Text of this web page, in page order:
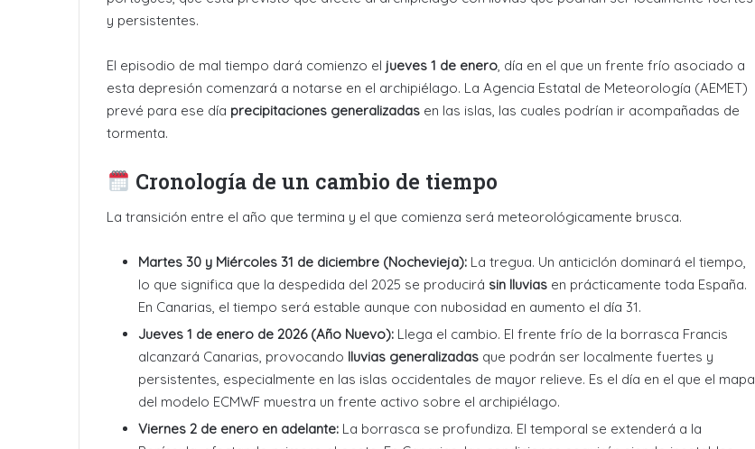
y persistentes.
El episodio de mal tiempo dará comienzo el jueves 1 de enero, día en el que un frente frío asociado a
esta depresión comenzará a notarse en el archipiélago. La Agencia Estatal de Meteorología (AEMET)
prevé para ese día precipitaciones generalizadas en las islas, las cuales podrían ir acompañadas de
tormenta.
Cronología de un cambio de tiempo
La transición entre el año que termina y el que comienza será meteorológicamente brusca.
Martes 30 y Miércoles 31 de diciembre (Nochevieja): La tregua. Un anticiclón dominará el tiempo,
lo que significa que la despedida del 2025 se producirá sin lluvias en prácticamente toda España.
En Canarias, el tiempo será estable aunque con nubosidad en aumento el día 31.
Jueves 1 de enero de 2026 (Año Nuevo): Llega el cambio. El frente frío de la borrasca Francis
alcanzará Canarias, provocando lluvias generalizadas que podrán ser localmente fuertes y
persistentes, especialmente en las islas occidentales de mayor relieve. Es el día en el que el mapa
del modelo ECMWF muestra un frente activo sobre el archipiélago.
Viernes 2 de enero en adelante: La borrasca se profundiza. El temporal se extenderá a la